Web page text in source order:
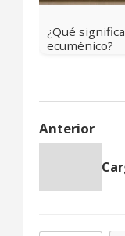
¿Qué significa
ecuménico?
Anterior